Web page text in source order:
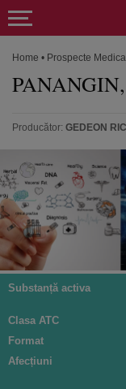
Home • Prospecte
Producător: GEDEON
Substanță activa
Clasa ATC
Format
Afecțiuni